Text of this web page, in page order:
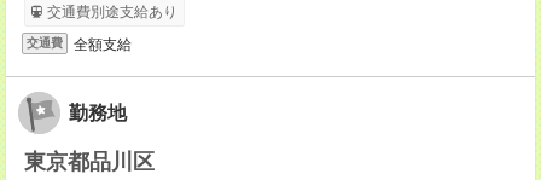
交通費別途支給あり
交通費 全額支給
勤務地
東京都品川区